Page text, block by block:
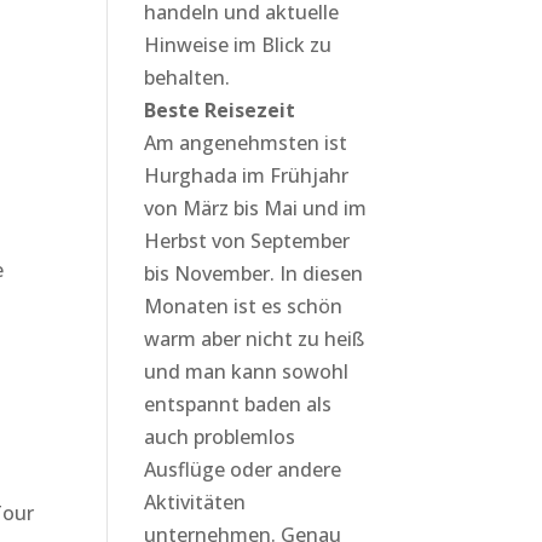
handeln und aktuelle
Hinweise im Blick zu
behalten.
Beste Reisezeit
Am angenehmsten ist
Hurghada im Frühjahr
von März bis Mai und im
Herbst von September
bis November. In diesen
Monaten ist es schön
warm aber nicht zu heiß
und man kann sowohl
entspannt baden als
auch problemlos
Ausflüge oder andere
Aktivitäten
unternehmen. Genau